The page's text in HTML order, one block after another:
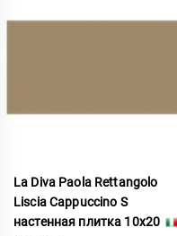
La Diva Paola Rettangolo
Liscia Cappuccino S
настенная плитка 10x20